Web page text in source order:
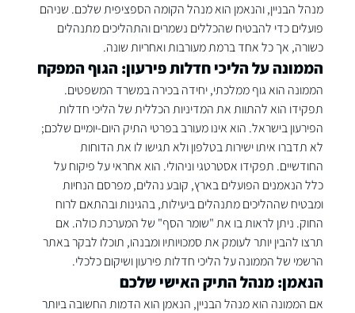
מנהל הבניין, והנאמן הוא מנהל הקומה הספציפית שלכם. שניהם
פועלים כדי להבטיח שהכללים נשמרים והתהליכים מתנהלים
כשורה, אך כל אחד ברמת מעורבות ואחריות שונה.
הממונה על הליכי חדלות פירעון: הגוף המפקח
הממונה הוא גוף ממלכתי, יחידה בכירה במשרד המשפטים.
תפקידו הוא להתוות את המדיניות הכללית של הליכי חדלות
הפירעון בישראל. הוא אינו מעורב בפרטי התיק היום-יומיים שלכם;
לא תדברו איתו ישירות בטלפון ולא תגישו לו את הדוחות
החודשיים. תפקידו אסטרטגי וניהולי. הוא אחראי על פיקוח על
כלל הנאמנים הפועלים בארץ, קובע נהלים, מפרסם הנחיות
ומבטיח שההליכים מתנהלים ביעילות, בהגינות ובהתאם לרוח
החוק. ניתן לראות בו את "שומר הסף" של המערכת כולה. אם
תרצו להבין יותר לעומק את סמכויותיו ומבנהו, תוכלו לבקר באתר
הרשמי של הממונה על הליכי חדלות פירעון ושיקום כלכלי.
הנאמן: מנהל התיק האישי שלכם
אם הממונה הוא מנהל הבניין, הנאמן הוא הדמות החשובה ביותר